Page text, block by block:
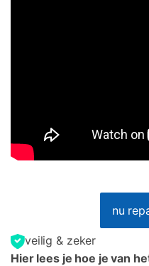
nu
veilig & zeker
Hier lees je hoe je van